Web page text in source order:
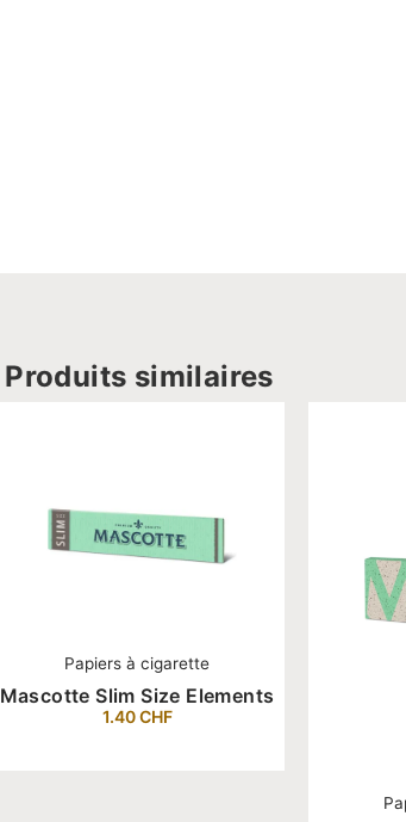
Produits similaires
Papiers à cigarette
Mascotte Slim Size Elements
1.40CHF